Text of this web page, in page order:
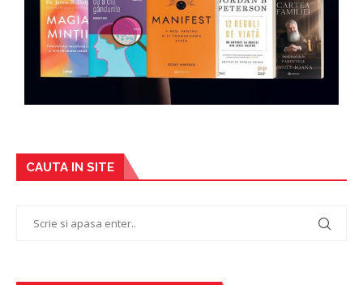
CAUTA IN SITE